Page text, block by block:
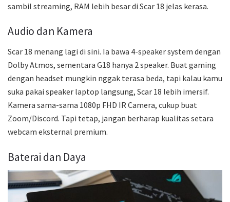
sambil streaming, RAM lebih besar di Scar 18 jelas kerasa.
Audio dan Kamera
Scar 18 menang lagi di sini. Ia bawa 4-speaker system dengan
Dolby Atmos, sementara G18 hanya 2 speaker. Buat gaming
dengan headset mungkin nggak terasa beda, tapi kalau kamu
suka pakai speaker laptop langsung, Scar 18 lebih imersif.
Kamera sama-sama 1080p FHD IR Camera, cukup buat
Zoom/Discord. Tapi tetap, jangan berharap kualitas setara
webcam eksternal premium.
Baterai dan Daya